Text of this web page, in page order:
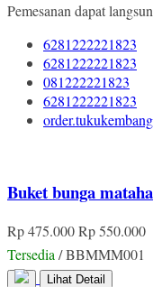
Pemesanan dapat
6281222221823
6281222221823
081222221823
6281222221823
Buket bunga
Rp 475.000Rp 550.000
Tersedia / BBMMM001
Lihat Detail